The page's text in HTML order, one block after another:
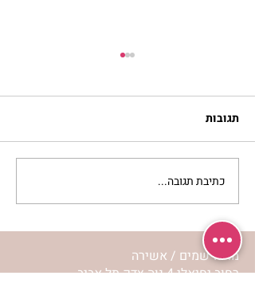
מתגעגעות לבית המפגש,
השיעור לתשעה באב | הר'
ימימה מזרחי
תגובות
כתיבת תגובה...
מרכז שמים / אשירה
רחוב יחיאלי 4 נוה צדק תל אביב